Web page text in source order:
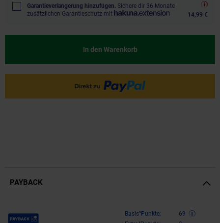
Garantieverlängerung hinzufügen. Sichere dir 36 Monate
zusätzlichen Garantieschutz mit
14,99 €
In den Warenkorb
PAYBACK
Payback Punkte Basis°Punkte:
69